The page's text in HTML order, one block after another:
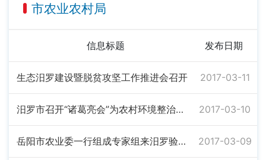
市农业农村局
信息标题 发布日期
生态汨罗建设暨脱贫攻坚工作推进会召开 2017-03-11
汨罗市召开“诸葛亮会”为农村环境整治出点子 2017-03-10
岳阳市农业委一行组成专家组来汨罗验收2013、2014年新增粮食生产能力田间规划建设工程项目 2017-03-09